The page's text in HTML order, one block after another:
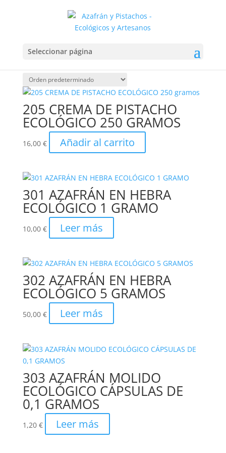
Seleccionar página
Productos etiquetados “natural”
natural
205 CREMA DE PISTACHO
ECOLÓGICO 250 GRAMOS
16,00 € Añadir al carrito
301 AZAFRÁN EN HEBRA
ECOLÓGICO 1 GRAMO
10,00 € Leer más
302 AZAFRÁN EN HEBRA
ECOLÓGICO 5 GRAMOS
50,00 € Leer más
303 AZAFRÁN MOLIDO
ECOLÓGICO CÁPSULAS DE
0,1 GRAMOS
1,20 € Leer más